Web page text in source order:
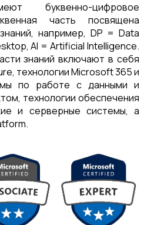
буквенно-цифровое
часть посвящена
например, DP = Data
AI = Artificial Intelligence.
знаний включают в себя
технологии Microsoft 365 и
по работе с данными и
технологии обеспечения
и серверные системы, а